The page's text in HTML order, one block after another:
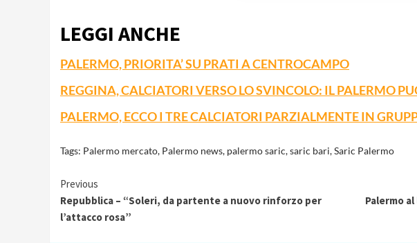
LEGGI ANCHE
PALERMO, PRIORITA’ SU PRATI A CENTROCAMPO
REGGINA, CALCIATORI VERSO LO SVINCOLO: IL PALERMO
PALERMO, ECCO I TRE CALCIATORI PARZIALMENTE IN
Tags: Palermo mercato, Palermo news, palermo saric,saric bari,Saric Palermo
Continue
Reading
Previous
Repubblica – “Soleri, da partente a nuovo rinforzo per
l’attacco rosa”
Palermo